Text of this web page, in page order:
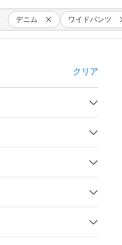
デニム ワイドパンツ
クリア